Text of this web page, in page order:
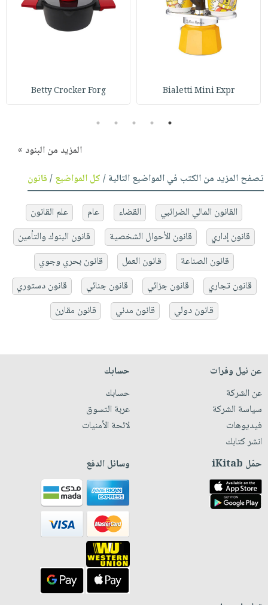
Bialetti Mini Expr
Betty Crocker Forg
1
2
3
4
5
المزيد من البنود »
تصفح المزيد من الكتب في المواضيع التالية /كل المواضيع/قانون
القانون المالي الضرائبي القضاء عام
علم القانون
قانون إداري
قانون الأحوال الشخصية
قانون البنوك والتأمين
قانون الصناعة
قانون العمل
قانون بحري وجوي
قانون تجاري
قانون جزائي قانون جنائي
قانون دستوري
قانون دولي
قانون مدني قانون مقارن
عن نيل وفرات
عن الشركة
سياسة الشركة
فيديوهات
انشر كتابك
حسابك
حسابك
عربة التسوق
لائحة الأمنيات
حمّل iKitab وسائل الدفع